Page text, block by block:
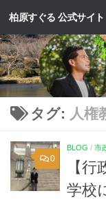
コンテンツへスキップ
柏原すぐる 公式サイト
タグ: 人権
0
BLOG / 市
【
学校